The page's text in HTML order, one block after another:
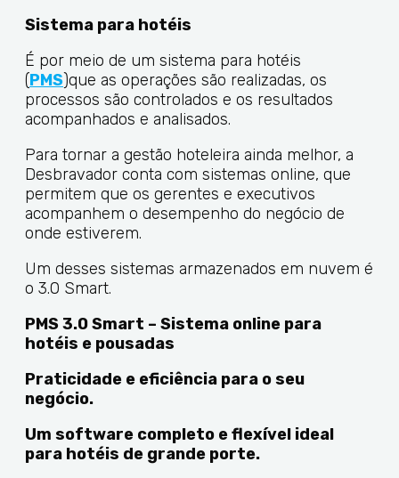
Sistema para hotéis
É por meio de um sistema para hotéis
(PMS)que as operações são realizadas, os
processos são controlados e os resultados
acompanhados e analisados.
Para tornar a gestão hoteleira ainda melhor, a
Desbravador conta com sistemas online, que
permitem que os gerentes e executivos
acompanhem o desempenho do negócio de
onde estiverem.
Um desses sistemas armazenados em nuvem é
o 3.0 Smart.
PMS 3.0 Smart – Sistema online para
hotéis e pousadas
Praticidade e eficiência para o seu
negócio.
Um software completo e flexível ideal
para hotéis de grande porte.